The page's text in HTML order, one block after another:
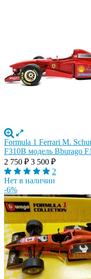
Formula 1 Ferrari M.
F310B модель Bburago F1
2 750 ₽ 3 500 ₽
2
Нет в наличии
-6%